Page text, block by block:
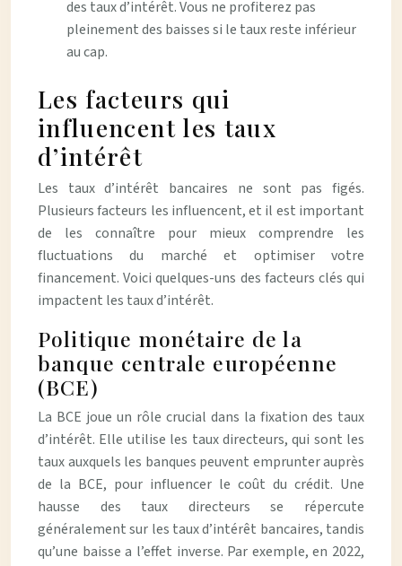
des taux d’intérêt. Vous ne profiterez pas
pleinement des baisses si le taux reste inférieur
au cap.
Les facteurs qui
influencent les taux
d’intérêt
Les taux d’intérêt bancaires ne sont pas figés.
Plusieurs facteurs les influencent, et il est important
de les connaître pour mieux comprendre les
fluctuations du marché et optimiser votre
financement. Voici quelques-uns des facteurs clés qui
impactent les taux d’intérêt.
Politique monétaire de la
banque centrale européenne
(BCE)
La BCE joue un rôle crucial dans la fixation des taux
d’intérêt. Elle utilise les taux directeurs, qui sont les
taux auxquels les banques peuvent emprunter auprès
de la BCE, pour influencer le coût du crédit. Une
hausse des taux directeurs se répercute
généralement sur les taux d’intérêt bancaires, tandis
qu’une baisse a l’effet inverse. Par exemple, en 2022,